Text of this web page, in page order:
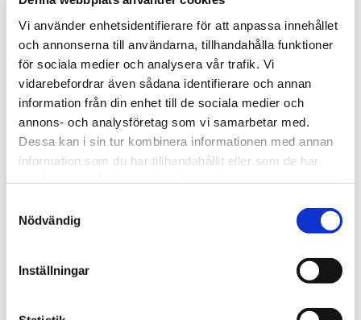
Vi använder enhetsidentifierare för att anpassa innehållet
och annonserna till användarna, tillhandahålla funktioner
för sociala medier och analysera vår trafik. Vi
vidarebefordrar även sådana identifierare och annan
information från din enhet till de sociala medier och
annons- och analysföretag som vi samarbetar med.
Dessa kan i sin tur kombinera informationen med annan
information som du har tillhandahållit eller som de har
Nödvändig
Inställningar
Upptäck mer
Sällskapsspel
Presenter till Henne
Presenter till Honom
Presenter till Paret
Julklappar till flickvän
Julklappar till pojkvän